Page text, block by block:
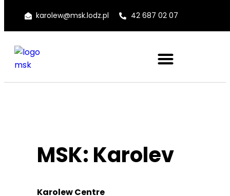
karolew@msk.lodz.pl 42 687 02 07
MSK: Karolev
Karolew Centre